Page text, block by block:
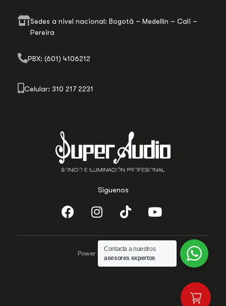
Síguenos
Sedes a nivel nacional: Bogotá – Medellín – Cali –
Pereira
PBX: (601) 4106212
Celular: 310 217 2231
Power by Evolutecc.com
Contacta a nuestros
asesores expertos